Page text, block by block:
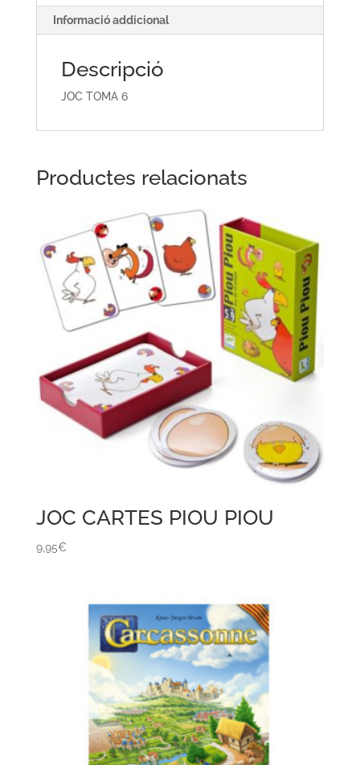
Informació addicional
Descripció
JOC TOMA 6
Productes relacionats
JOC CARTES PIOU PIOU
9,95€